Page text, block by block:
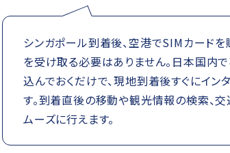
シンガポール到着後、空港でSIMカード
を受け取る必要はありません。日本国内
込んでおくだけで、現地到着後すぐにイン
す。到着直後の移動や観光情報の検索、
ムーズに行えます。